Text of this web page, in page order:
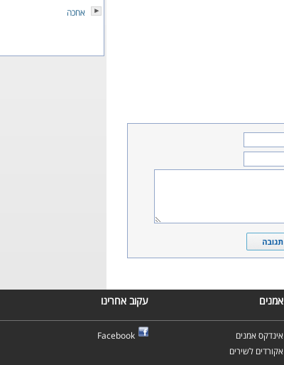
אחכה
אמנים עקוב אחרינו
אינדקס אמנים
אקורדים לשירים
Facebook